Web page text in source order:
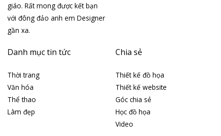
giáo. Rất mong được kết bạn
với đông đảo anh em Designer
gần xa.
Danh mục tin tức
Thời trang
Văn hóa
Thể thao
Làm đẹp
Chia sẻ
Thiết kế đồ họa
Thiết kế website
Góc chia sẻ
Học đồ họa
Video